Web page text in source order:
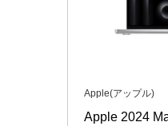
Apple(アップル)
Apple 2024